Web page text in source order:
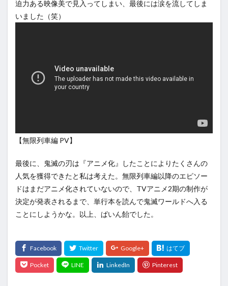
迫力ある映像美で見入ってしまい、最後には涙を流してしま
いました（笑）
【無限列車編 PV】
最後に、鬼滅の刃は『アニメ化』したことによりたくさんの
人気を獲得できたと私は考えた。無限列車編以降のエピソー
ドはまだアニメ化されていないので、TVアニメ2期の制作が
決定が発表されるまで、単行本を読んで鬼滅ワールドへ入る
ことにしようかな。以上、ぱいん飴でした。